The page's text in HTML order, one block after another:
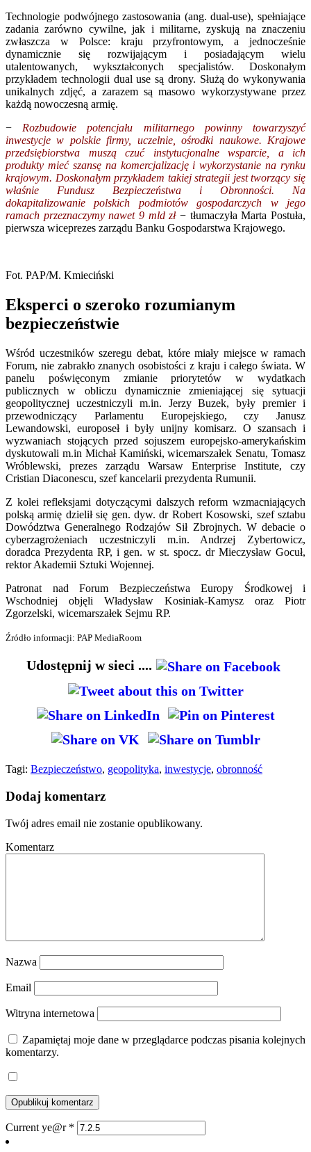
Technologie podwójnego zastosowania (ang. dual-use), spełniające
zadania zarówno cywilne, jak i militarne, zyskują na znaczeniu
zwłaszcza w Polsce: kraju przyfrontowym, a jednocześnie
dynamicznie się rozwijającym i posiadającym wielu
utalentowanych, wykształconych specjalistów. Doskonałym
przykładem technologii dual use są drony. Służą do wykonywania
unikalnych zdjęć, a zarazem są masowo wykorzystywane przez
każdą nowoczesną armię.
−Rozbudowie potencjału militarnego powinny towarzyszyć
inwestycje w polskie firmy, uczelnie, ośrodki naukowe. Krajowe
przedsiębiorstwa muszą czuć instytucjonalne wsparcie, a ich
produkty mieć szansę na komercjalizację i wykorzystanie na rynku
krajowym. Doskonałym przykładem takiej strategii jest tworzący się
właśnie Fundusz Bezpieczeństwa i Obronności. Na
dokapitalizowanie polskich podmiotów gospodarczych w jego
ramach przeznaczymy nawet 9 mld zł− tłumaczyła Marta Postuła,
pierwsza wiceprezes zarządu Banku Gospodarstwa Krajowego.
Fot. PAP/M. Kmieciński
Eksperci o szeroko rozumianym
bezpieczeństwie
Wśród uczestników szeregu debat, które miały miejsce w ramach
Forum, nie zabrakło znanych osobistości z kraju i całego świata. W
panelu poświęconym zmianie priorytetów w wydatkach
publicznych w obliczu dynamicznie zmieniającej się sytuacji
geopolitycznej uczestniczyli m.in. Jerzy Buzek, były premier i
przewodniczący Parlamentu Europejskiego, czy Janusz
Lewandowski, europoseł i były unijny komisarz. O szansach i
wyzwaniach stojących przed sojuszem europejsko-amerykańskim
dyskutowali m.in Michał Kamiński, wicemarszałek Senatu, Tomasz
Wróblewski, prezes zarządu Warsaw Enterprise Institute, czy
Cristian Diaconescu, szef kancelarii prezydenta Rumunii.
Z kolei refleksjami dotyczącymi dalszych reform wzmacniających
polską armię dzielił się gen. dyw. dr Robert Kosowski, szef sztabu
Dowództwa Generalnego Rodzajów Sił Zbrojnych. W debacie o
cyberzagrożeniach uczestniczyli m.in. Andrzej Zybertowicz,
doradca Prezydenta RP, i gen. w st. spocz. dr Mieczysław Gocuł,
rektor Akademii Sztuki Wojennej.
Patronat nad Forum Bezpieczeństwa Europy Środkowej i
Wschodniej objęli Władysław Kosiniak-Kamysz oraz Piotr
Zgorzelski, wicemarszałek Sejmu RP.
Źródło informacji: PAP MediaRoom
Udostępnij w sieci ....
Tagi: Bezpieczeństwo, geopolityka, inwestycje, obronność
Dodaj komentarz
Twój adres email nie zostanie opublikowany.
Komentarz
Nazwa
Email
Witryna internetowa
Zapamiętaj moje dane w przeglądarce podczas pisania kolejnych
komentarzy.
Current ye@r *